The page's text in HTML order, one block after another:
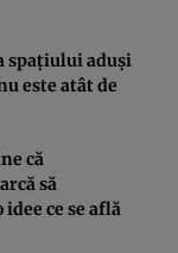
spaţiului aduşi
este atât de
că
să
ce se află